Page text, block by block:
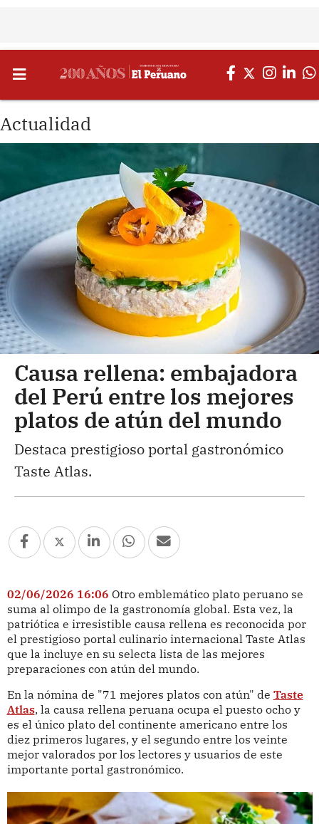
Actualidad
Causa rellena: embajadora
del Perú entre los mejores
platos de atún del mundo
Destaca prestigioso portal gastronómico
Taste Atlas.
02/06/2026 16:06 Otro emblemático plato peruano se
suma al olimpo de la gastronomía global. Esta vez, la
patriótica e irresistible causa rellena es reconocida por
el prestigioso portal culinario internacional Taste Atlas
que la incluye en su selecta lista de las mejores
preparaciones con atún del mundo.
En la nómina de "71 mejores platos con atún" de Taste
Atlas, la causa rellena peruana ocupa el puesto ocho y
es el único plato del continente americano entre los
diez primeros lugares, y el segundo entre los veinte
mejor valorados por los lectores y usuarios de este
importante portal gastronómico.